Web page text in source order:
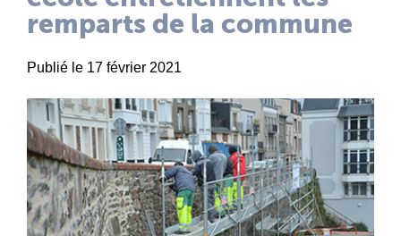
remparts de la commune
Publié le 17 février 2021